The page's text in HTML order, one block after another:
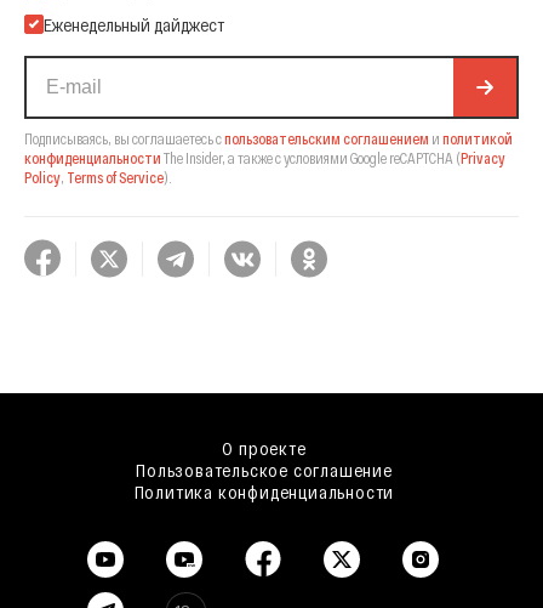
Еженедельный дайджест
Подписываясь, вы соглашаетесь спользовательским соглашением и политикой
конфиденциальности The Insider, а также с условиями Google reCAPTCHA (Privacy
Policy Terms of Service).
О проекте
Пользовательское соглашение
Политика конфиденциальности